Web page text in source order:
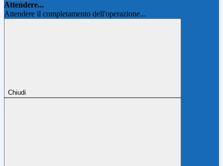
Attendere...
Attendere il completamento dell'operazione...
Chiudi